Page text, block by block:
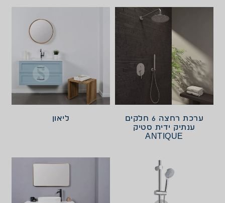
ערכת רחצה 6 חלקים
ענתיק ידית סטיק
ANTIQUE
ליאון